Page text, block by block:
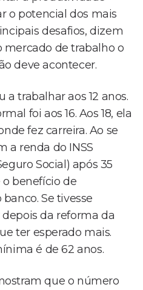
o potencial dos mais
desafios, dizem
mercado de trabalho o
deve acontecer.
trabalhar aos 12 anos.
foi aos 16. Aos 18, ela
fez carreira. Ao se
a renda do INSS
Social) após 35
benefício de
Se tivesse
da reforma da
ter esperado mais.
é de 62 anos.
que o número